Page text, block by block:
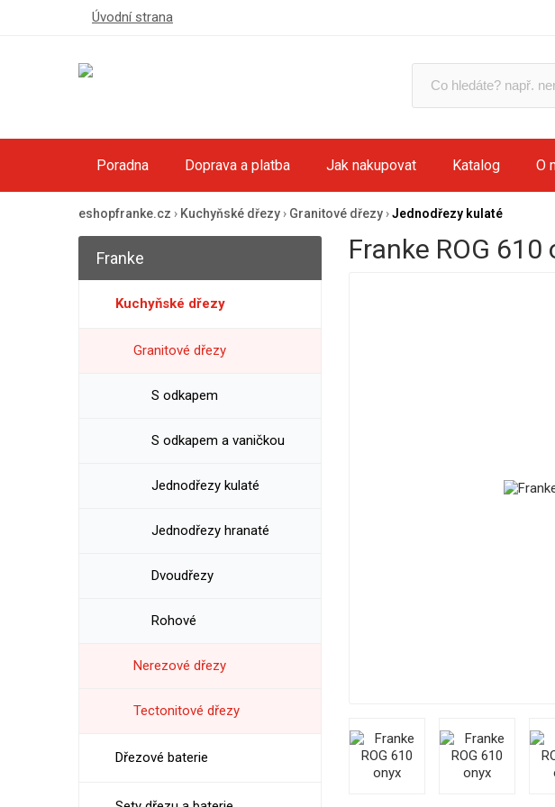
Úvodní strana
Poradna Doprava a platba Jak nakupovat Katalog O
eshopfranke.cz › Kuchyňské dřezy› Granitové dřezy›Jednodřezy kulaté
Franke ROG 610
Franke
Kuchyňské dřezy
Granitové dřezy
S odkapem
S odkapem a vaničkou
Jednodřezy kulaté
Jednodřezy hranaté
Dvoudřezy
Rohové
Nerezové dřezy
Tectonitové dřezy
Dřezové baterie